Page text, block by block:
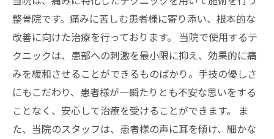
整骨院です。痛みに苦しむ患者様に寄り添い、根本的な
改善に向けた治療を行っております。 当院で使用するテ
クニックは、患部への刺激を最小限に抑え、効果的に痛
みを緩和させることができるものばかり。手技の優しさ
にもこだわり、患者様が一瞬たりとも不安な思いをする
ことなく、安心して治療を受けることができます。 ま
た、当院のスタッフは、患者様の声に耳を傾け、細かな